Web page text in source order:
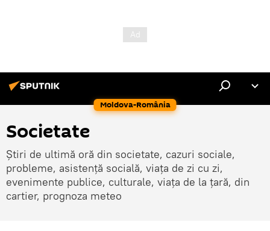
Moldova-România
Societate
Știri de ultimă oră din societate, cazuri sociale,
probleme, asistență socială, viața de zi cu zi,
evenimente publice, culturale, viața de la țară, din
cartier, prognoza meteo